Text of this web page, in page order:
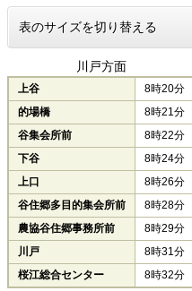
表のサイズを切り替える
川戸方面
上谷
8時20分
的場橋
8時21分
谷集会所前
8時22分
下谷
8時24分
上口
8時26分
谷住郷多目的集会所前
8時28分
農協谷住郷事務所前
8時29分
川戸
8時31分
桜江総合センター
8時32分